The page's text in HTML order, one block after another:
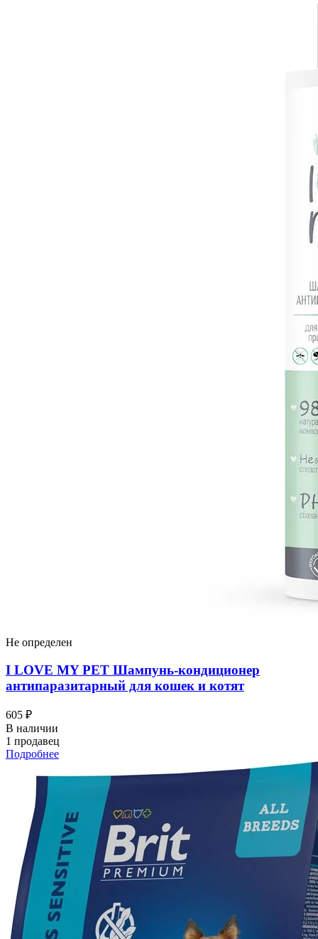
Не определен
I LOVЕ MY PET Шампунь-кондиционер
антипаразитарный для кошек и котят
605 ₽
В наличии
1 продавец
Подробнее